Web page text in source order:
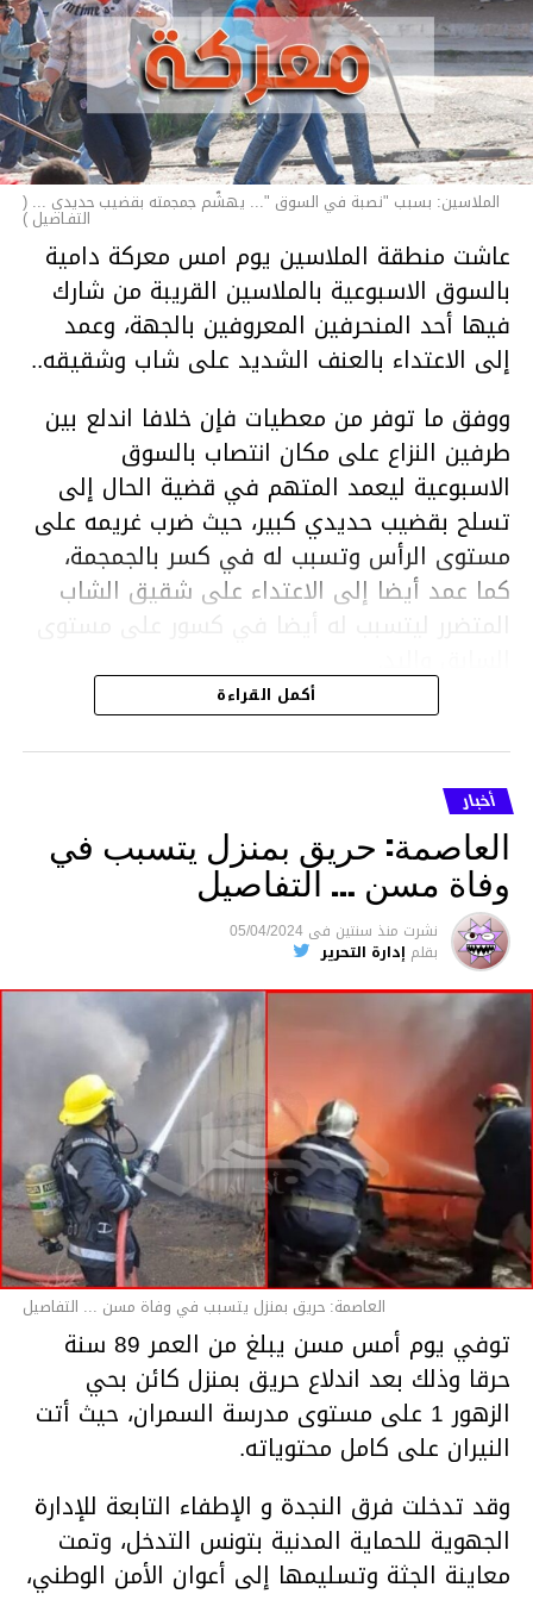
الملاسين: بسبب "نصبة في السوق "... يهشّم جمجمته بقضيب حديدي ... (
التفـاصيل )
عاشت منطقة الملاسين يوم امس معركة دامية
بالسوق الاسبوعية بالملاسين القريبة من شارك
فيها أحد المنحرفين المعروفين بالجهة، وعمد
إلى الاعتداء بالعنف الشديد على شاب وشقيقه..
ووفق ما توفر من معطيات فإن خلافا اندلع بين
طرفين النزاع على مكان انتصاب بالسوق
الاسبوعية ليعمد المتهم في قضية الحال إلى
تسلح بقضيب حديدي كبير، حيث ضرب غريمه على
مستوى الرأس وتسبب له في كسر بالجمجمة،
كما عمد أيضا إلى الاعتداء على شقيق الشاب
المتضرر ليتسبب له أيضا في كسور على مستوى
هذا وقد تمكن أعوان مركز الأمن الوطني بحي
هلال في توقيت قياسي من محاصرة المشتبه به
والقبض عليه وإحالته على التحقيق في خصوص
ما نُسبه إليه.
متابعة
قسم الاخبار
أكمل القراءة
أخبار
العاصمة: حريق بمنزل يتسبب في
وفاة مسن … التفاصيل
نشرت منذ سنتين فى 05/04/2024
بقلم إدارة التحرير
العاصمة: حريق بمنزل يتسبب في وفاة مسن ... التفاصيل
توفي يوم أمس مسن يبلغ من العمر 89 سنة
حرقا وذلك بعد اندلاع حريق بمنزل كائن بحي
الزهور 1 على مستوى مدرسة السمران، حيث أتت
النيران على كامل محتوياته.
وقد تدخلت فرق النجدة و الإطفاء التابعة للإدارة
الجهوية للحماية المدنية بتونس التدخل، وتمت
معاينة الجثة وتسليمها إلى أعوان الأمن الوطني،